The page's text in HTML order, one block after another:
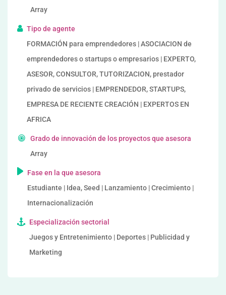
Array
Tipo de agente
FORMACIÓN para emprendedores | ASOCIACION de
emprendedores o startups o empresarios | EXPERTO,
ASESOR, CONSULTOR, TUTORIZACION, prestador
privado de servicios | EMPRENDEDOR, STARTUPS,
EMPRESA DE RECIENTE CREACIÓN | EXPERTOS EN
AFRICA
Grado de innovación de los proyectos que asesora
Array
Fase en la que asesora
Estudiante | Idea, Seed | Lanzamiento | Crecimiento |
Internacionalización
Especialización sectorial
Juegos y Entretenimiento | Deportes | Publicidad y
Marketing